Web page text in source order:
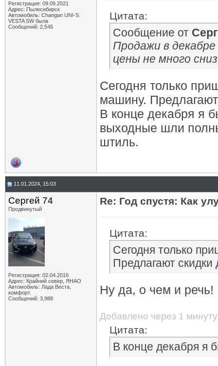
Регистрация: 09.09.2021
Адрес: Пылесибирск
Автомобиль: Changan UNI-S.
VESTA SW была
Сообщений: 2,545
Цитата:
Сообщение от
Продажи в
цены не много
Сегодня только
машину.
В конце декабря я
выходные шли
штиль.
11.01.2024, 15:03
Сергей 74
Продвинутый
Регистрация: 02.04.2016
Адрес: Крайний север, ЯНАО
Автомобиль: Лада Веста,
комфорт.
Сообщений: 3,988
Re: Год спустя: Как
Цитата:
Сегодня только
Предлагают скидки
Ну да, о чем и речь!
Добавлено через 1 минуту
Цитата:
В конце декабря я